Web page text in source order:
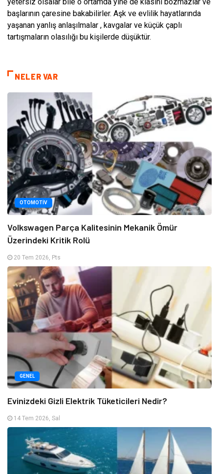
başlarının çaresine bakabilirler. Aşk ve evlilik hayatlarında
yaşanan yanlış anlaşılmalar , kavgalar ve küçük çaplı
tartışmaların olasılığı bu kişilerde düşüktür.
NELER VAR
OTOMOTIV
Volkswagen Parça Kalitesinin Mekanik Ömür
Üzerindeki Kritik Rolü
20 Tem 2026, Pts
GENEL
Evinizdeki Gizli Elektrik Tüketicileri Nedir?
14 Tem 2026, Sal